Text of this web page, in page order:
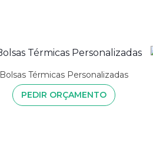
Bolsas Térmicas Personalizadas
PEDIR ORÇAMENTO